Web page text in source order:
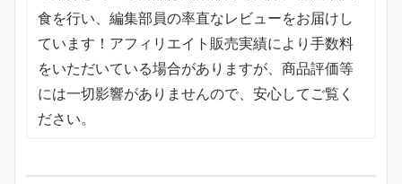
食を行い、編集部員の率直なレビューをお届けし
ています！アフィリエイト販売実績により手数料
をいただいている場合がありますが、商品評価等
には一切影響がありませんので、安心してご覧く
ださい。